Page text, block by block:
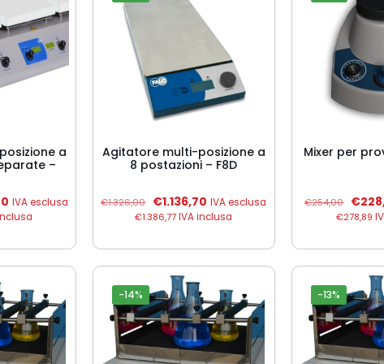
a
–
Il
prezzo
IVA esclusa
Agitatore multi-posizione a
8 postazioni – F8D
€1.326,00 Il
prezzo
€1.136,70 Il
prezzo
IVA esclusa
€1.386,77IVA inclusa
Mixer per
€254,00 Il
€
€278,89
-14% -13%